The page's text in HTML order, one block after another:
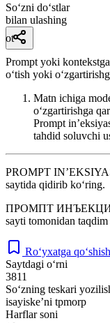
So‘zni do‘stlar
bilan ulashing
ot
Prompt yoki
o‘tish yoki
Matn ichiga
o‘zgartirishga
Prompt
tahdid soluvchi
PROMPT
saytida qidirib ko‘ring.
ПРОМПТ
sayti tomonidan
Ro‘yxatga qo‘shish
Saytdagi o‘rni
3811
So‘zning teskari
isayiske’ni tpmorp
Harflar soni